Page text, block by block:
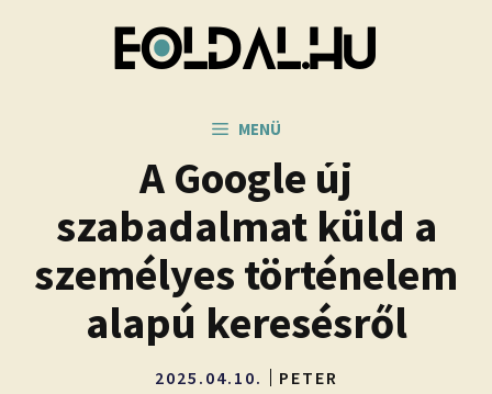
MENÜ
A Google új
szabadalmat küld a
személyes történelem
alapú keresésről
2025.04.10. PETER